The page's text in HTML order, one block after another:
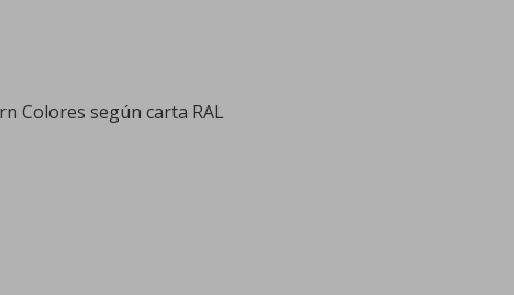
Colores según carta RAL